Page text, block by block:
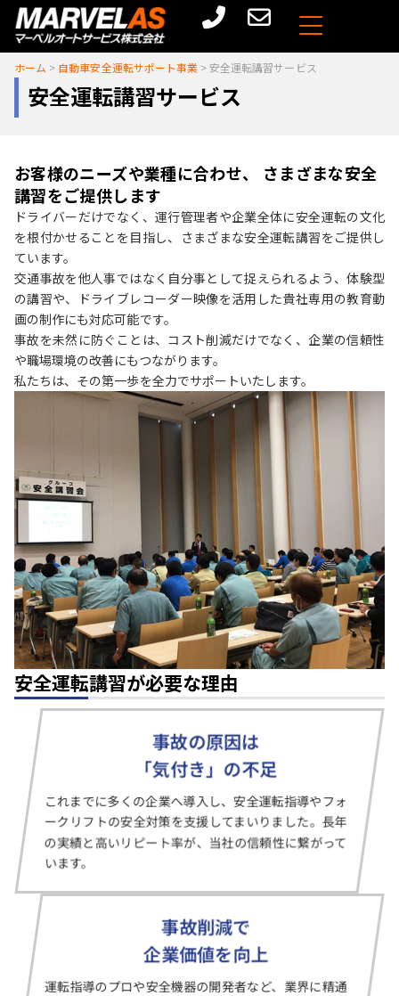
ホーム > 自動車安全運転サポート事業>安全運転講習サービス
安全運転講習サービス
お客様のニーズや業種に合わせ、
さまざまな安全
講習をご提供します
ドライバーだけでなく、運行管理者や企業全体に安全運転の文化
を根付かせることを目指し、さまざまな安全運転講習をご提供し
ています。
交通事故を他人事ではなく自分事として捉えられるよう、体験型
の講習や、ドライブレコーダー映像を活用した貴社専用の教育動
画の制作にも対応可能です。
事故を未然に防ぐことは、コスト削減だけでなく、企業の信頼性
や職場環境の改善にもつながります。
私たちは、その第一歩を全力でサポートいたします。
安全運転講習が必要な理由
事故の原因は
「気付き」の不足
これまでに多くの企業へ導入し、安全運転指導やフォ
ークリフトの安全対策を支援してまいりました。長年
の実績と高いリピート率が、当社の信頼性に繋がって
います。
事故削減で
企業価値を向上
運転指導のプロや安全機器の開発者など、業界に精通